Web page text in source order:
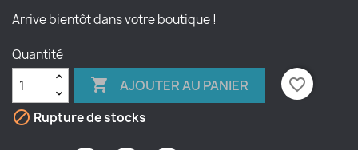
Arrive bientôt dans votre boutique !
Quantité
 AJOUTER AU PANIER
favorite_border
 Rupture de stocks